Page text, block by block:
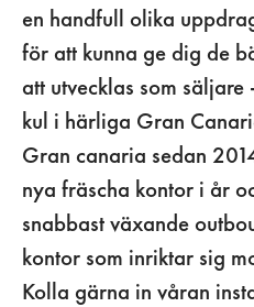
en handfull olika
för att kunna ge dig de
att utvecklas som
kul i härliga Gran
Gran canaria sedan
nya fräscha kontor i år
snabbast växande
kontor som inriktar sig
Kolla gärna in våran